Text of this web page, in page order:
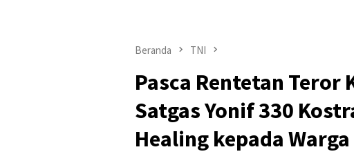
Beranda TNI
Pasca Rentetan Teror
Satgas Yonif 330
Healing kepada Warga